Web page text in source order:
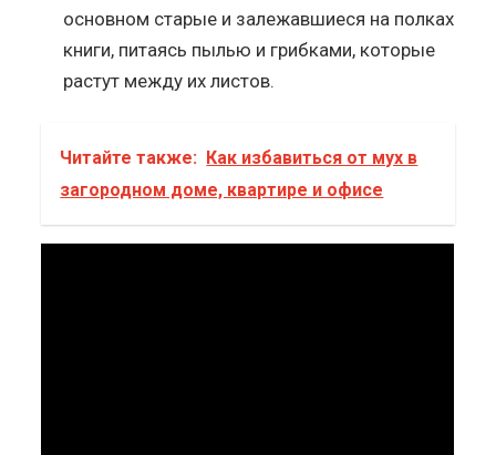
основном старые и залежавшиеся на полках
книги, питаясь пылью и грибками, которые
растут между их листов.
Читайте также: Как избавиться от мух в
загородном доме, квартире и офисе